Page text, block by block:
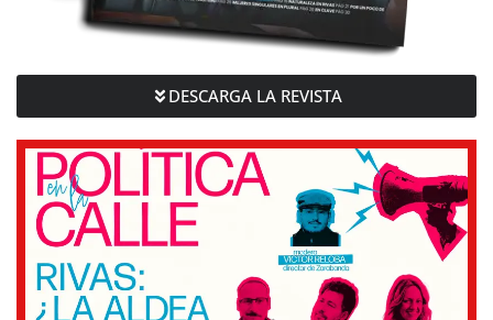
DESCARGA LA REVISTA